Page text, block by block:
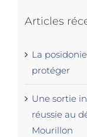
Articles
La
protéger
Une sortie
réussie au
Mourillon